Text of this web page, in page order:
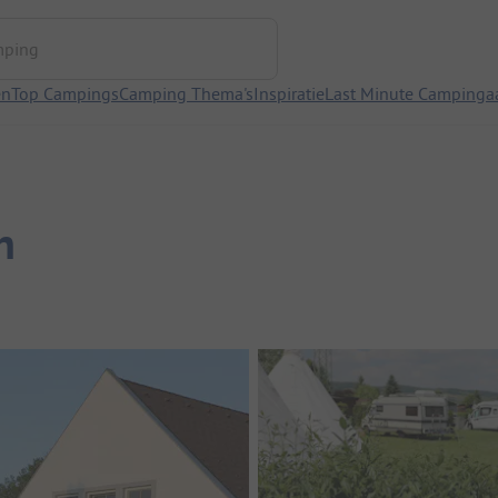
Top CampingsCamping Thema'sInspiratieLast Minute